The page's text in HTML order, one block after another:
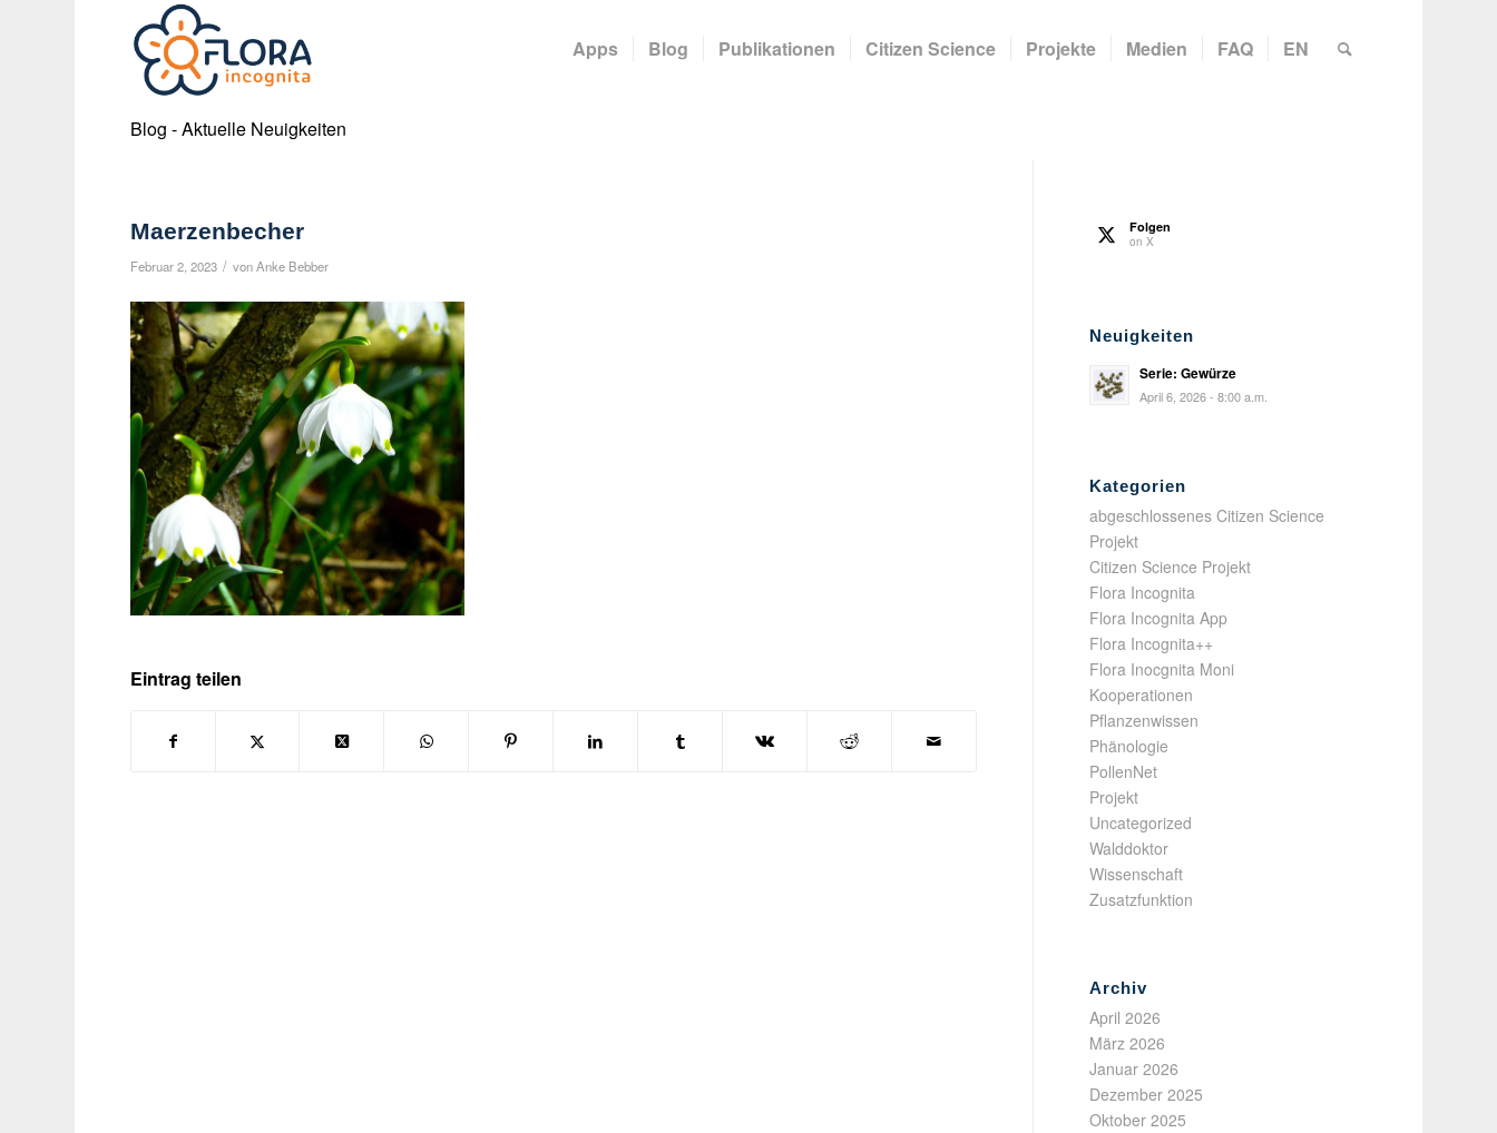
Apps Blog Publikationen Citizen Science Projekte Medien FAQ EN
Blog - Aktuelle Neuigkeiten
Maerzenbecher
Februar 2, 2023 / vonAnke Bebber
Eintrag teilen
Folgen
on X
Neuigkeiten
Serie: Gewürze
April 6, 2026 - 8:00 a.m.
Kategorien
abgeschlossenes Citizen Science
Projekt
Citizen Science Projekt
Flora Incognita
Flora Incognita App
Flora Incognita++
Flora Inocgnita Moni
Kooperationen
Pflanzenwissen
Phänologie
PollenNet
Projekt
Uncategorized
Walddoktor
Wissenschaft
Zusatzfunktion
Archiv
April 2026
März 2026
Januar 2026
Dezember 2025
Oktober 2025